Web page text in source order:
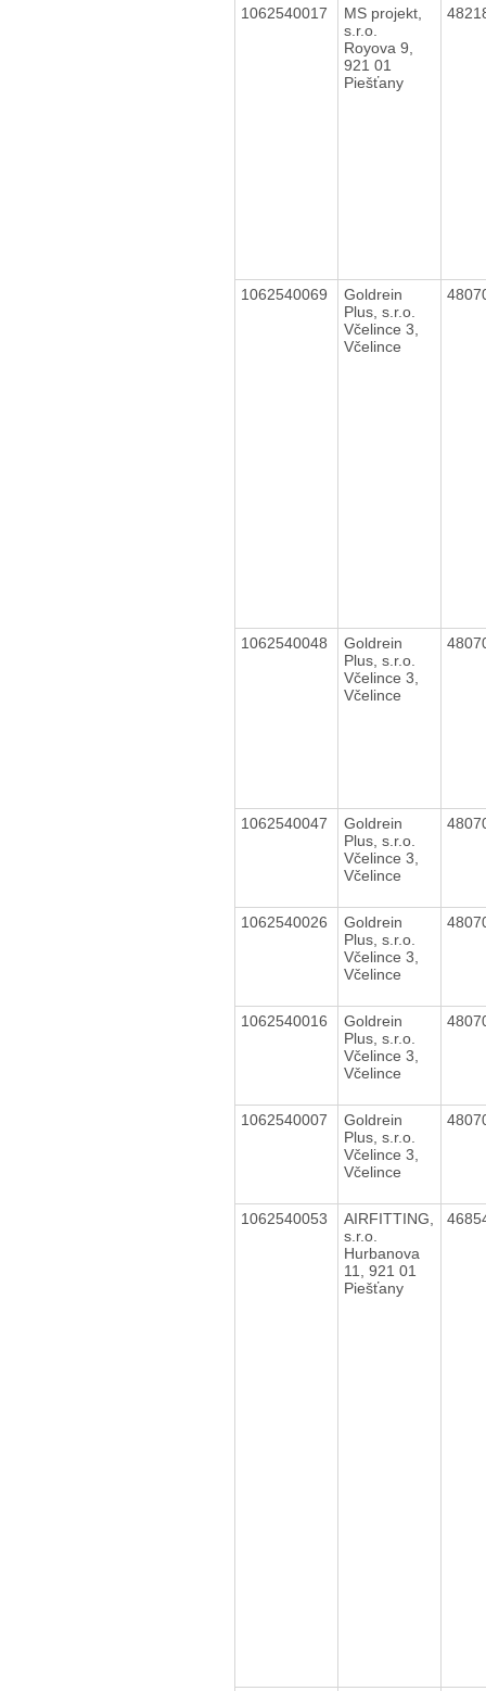
1062540017
MS projekt,
s.r.o.
Royova 9,
921 01
Piešťany
1062540069
Goldrein
Plus, s.r.o.
Včelince 3,
Včelince
1062540048
Goldrein
Plus, s.r.o.
Včelince 3,
Včelince
1062540047
Goldrein
Plus, s.r.o.
Včelince 3,
Včelince
1062540026
Goldrein
Plus, s.r.o.
Včelince 3,
Včelince
1062540016
Goldrein
Plus, s.r.o.
Včelince 3,
Včelince
1062540007
Goldrein
Plus, s.r.o.
Včelince 3,
Včelince
1062540053
AIRFITTING,
s.r.o.
Hurbanova
11, 921 01
Piešťany